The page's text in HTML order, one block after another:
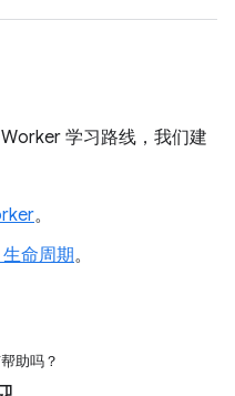
学习路线，我们建
。
命周期。
助吗？